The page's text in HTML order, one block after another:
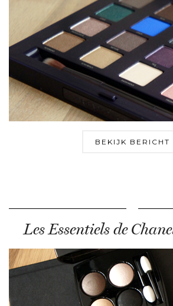
BEKIJK BERICHT
Les Essentiels de